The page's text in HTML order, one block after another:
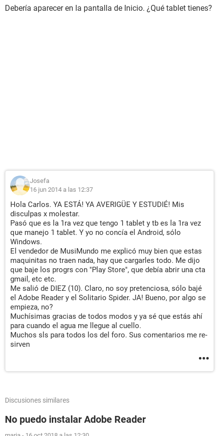
Debería aparecer en la pantalla de Inicio. ¿Qué tablet tienes?
Josefa
16 jun 2014 a las 12:37
Hola Carlos. YA ESTÁ! YA AVERIGÜE Y ESTUDIÉ! Mis
disculpas x molestar.
Pasó que es la 1ra vez que tengo 1 tablet y tb es la 1ra vez
que manejo 1 tablet. Y yo no concía el Android, sólo
Windows.
El vendedor de MusiMundo me explicó muy bien que estas
maquinitas no traen nada, hay que cargarles todo. Me dijo
que baje los progrs con "Play Store", que debía abrir una cta
gmail, etc etc.
Me salió de DIEZ (10). Claro, no soy pretenciosa, sólo bajé
el Adobe Reader y el Solitario Spider. JA! Bueno, por algo se
empieza, no?
Muchísimas gracias de todos modos y ya sé que estás ahí
para cuando el agua me llegue al cuello.
Muchos sls para todos los del foro. Sus comentarios me re-
sirven
Discusiones similares
No puedo instalar Adobe Reader